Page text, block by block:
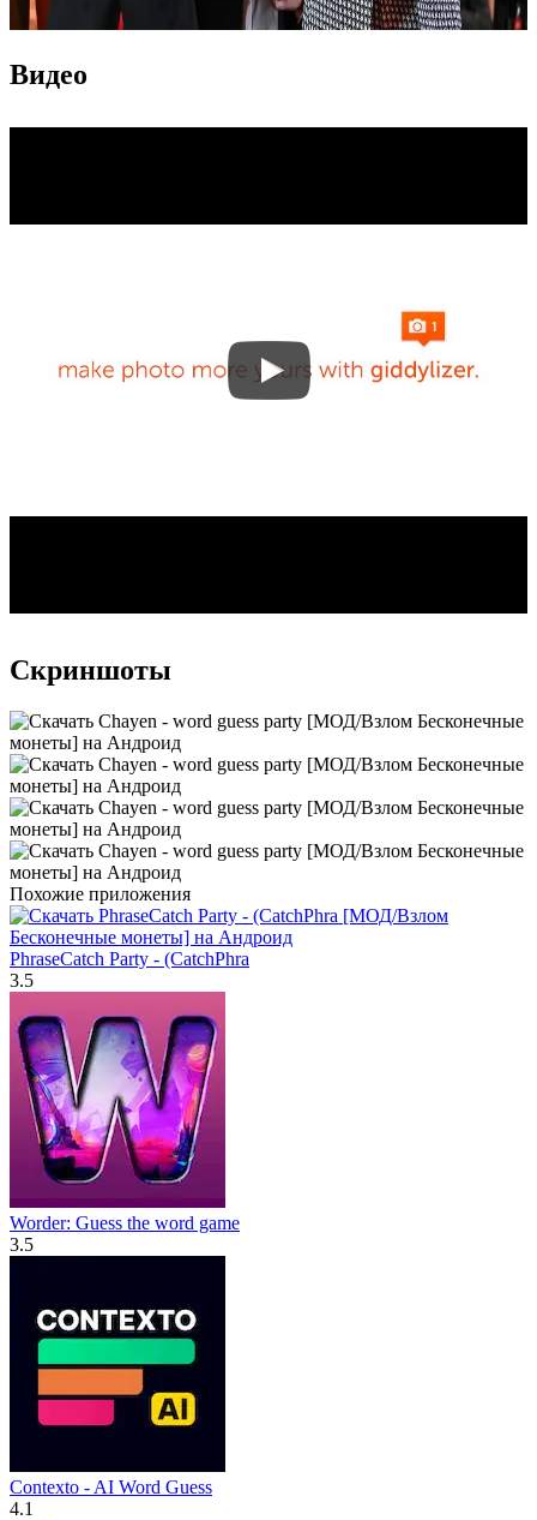
Видео
Скриншоты
Похожие приложения
PhraseCatch Party - (CatchPhra
3.5
Worder: Guess the word game
3.5
Contexto - AI Word Guess
4.1